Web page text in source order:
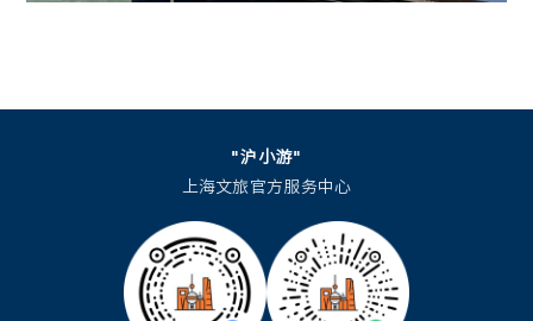
"沪小游"
上海文旅官方服务中心